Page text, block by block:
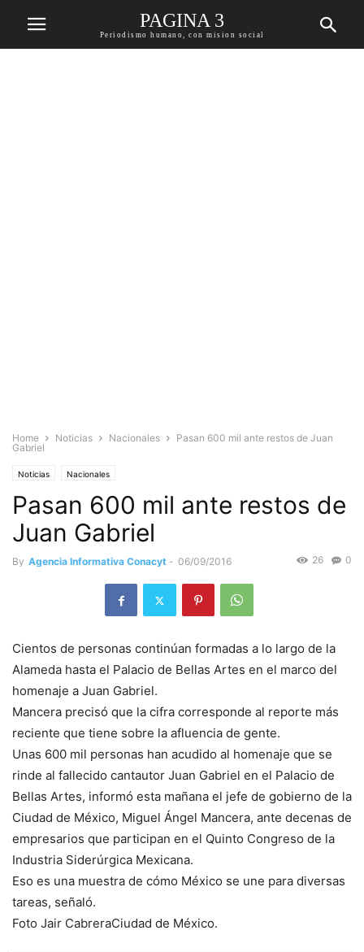
PAGINA 3
Periodismo humano, con mision social
Home Noticias Nacionales
Pasan 600 mil ante restos de Juan
Gabriel
Noticias Nacionales
Pasan 600 mil ante restos de
Juan Gabriel
By Agencia Informativa Conacyt - 06/09/2016 0
26
Cientos de personas continúan formadas a lo largo de la
Alameda hasta el Palacio de Bellas Artes en el marco del
homenaje a Juan Gabriel.
Mancera precisó que la cifra corresponde al reporte más
reciente que tiene sobre la afluencia de gente.
Unas 600 mil personas han acudido al homenaje que se
rinde al fallecido cantautor Juan Gabriel en el Palacio de
Bellas Artes, informó esta mañana el jefe de gobierno de la
Ciudad de México, Miguel Ángel Mancera, ante decenas de
empresarios que participan en el Quinto Congreso de la
Industria Siderúrgica Mexicana.
Eso es una muestra de cómo México se une para diversas
tareas, señaló.
Foto Jair CabreraCiudad de México.